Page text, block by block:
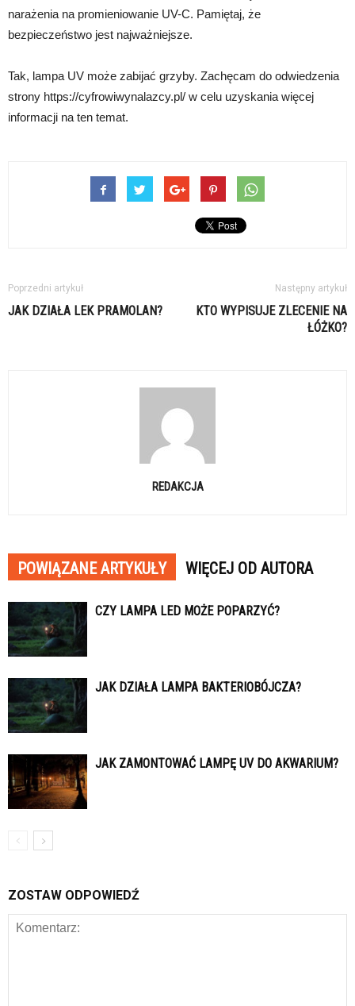
narażenia na promieniowanie UV-C. Pamiętaj, że
bezpieczeństwo jest najważniejsze.
Tak, lampa UV może zabijać grzyby. Zachęcam do odwiedzenia
strony https://cyfrowiwynalazcy.pl/ w celu uzyskania więcej
informacji na ten temat.
Poprzedni artykuł
JAK DZIAŁA LEK PRAMOLAN?
Następny artykuł
KTO WYPISUJE ZLECENIE NA
ŁÓŻKO?
REDAKCJA
POWIĄZANE ARTYKUŁY WIĘCEJ OD AUTORA
CZY LAMPA LED MOŻE POPARZYĆ?
JAK DZIAŁA LAMPA BAKTERIOBÓJCZA?
JAK ZAMONTOWAĆ LAMPĘ UV DO AKWARIUM?
ZOSTAW ODPOWIEDŹ